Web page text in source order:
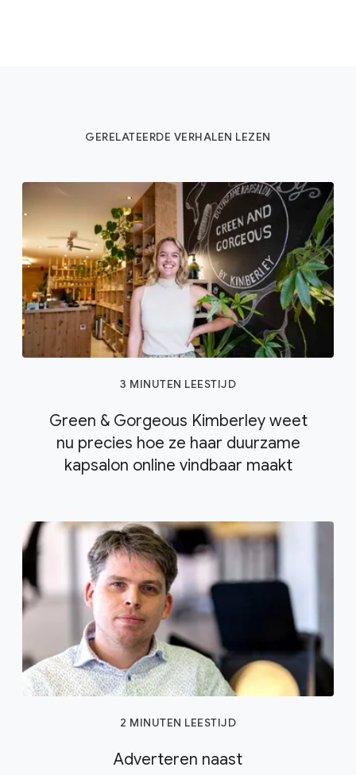
GERELATEERDE VERHALEN LEZEN
3 MINUTEN LEESTIJD
Green & Gorgeous Kimberley weet
nu precies hoe ze haar duurzame
kapsalon online vindbaar maakt
2 MINUTEN LEESTIJD
Adverteren naast